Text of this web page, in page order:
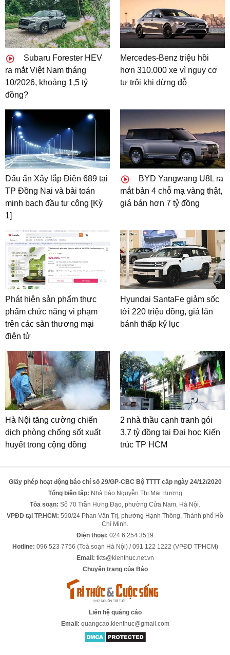
Subaru Forester HEV
ra mắt Việt Nam tháng
10/2026, khoảng 1,5 tỷ
đồng?
Mercedes-Benz triệu hồi
hơn 310.000 xe vì nguy cơ
tự trôi khi dừng đỗ
Dấu ấn Xây lắp Điện 689 tại
TP Đồng Nai và bài toán
minh bạch đầu tư công [Kỳ
1]
BYD Yangwang U8L ra
mắt bản 4 chỗ mạ vàng thật,
giá bán hơn 7 tỷ đồng
Phát hiện sản phẩm thực
phẩm chức năng vi phạm
trên các sàn thương mại
điện tử
Hyundai SantaFe giảm sốc
tới 220 triệu đồng, giá lăn
bánh thấp kỷ lục
Hà Nội tăng cường chiến
dịch phòng chống sốt xuất
huyết trong cộng đồng
2 nhà thầu cạnh tranh gói
3,7 tỷ đồng tại Đại học Kiến
trúc TP HCM
Giấy phép hoạt động báo chí số 29/GP-CBC Bộ TTTT cấp ngày 24/12/2020
Tổng biên tập: Nhà báo Nguyễn Thị Mai Hương
Tòa soạn: Số 70 Trần Hưng Đạo, phường Cửa Nam, Hà Nội.
VPĐD tại TP.HCM: 590/24 Phan Văn Trị, phường Hạnh Thông, Thành phố Hồ
Chí Minh.
Điện thoại: 024 6 254 3519
Hotline: 096 523 7756 (Toà soạn Hà Nội) / 091 122 1222 (VPĐD TPHCM)
Email: tkts@kienthuc.net.vn
Chuyên trang của Báo
Liên hệ quảng cáo
Email: quangcao.kienthuc@gmail.com